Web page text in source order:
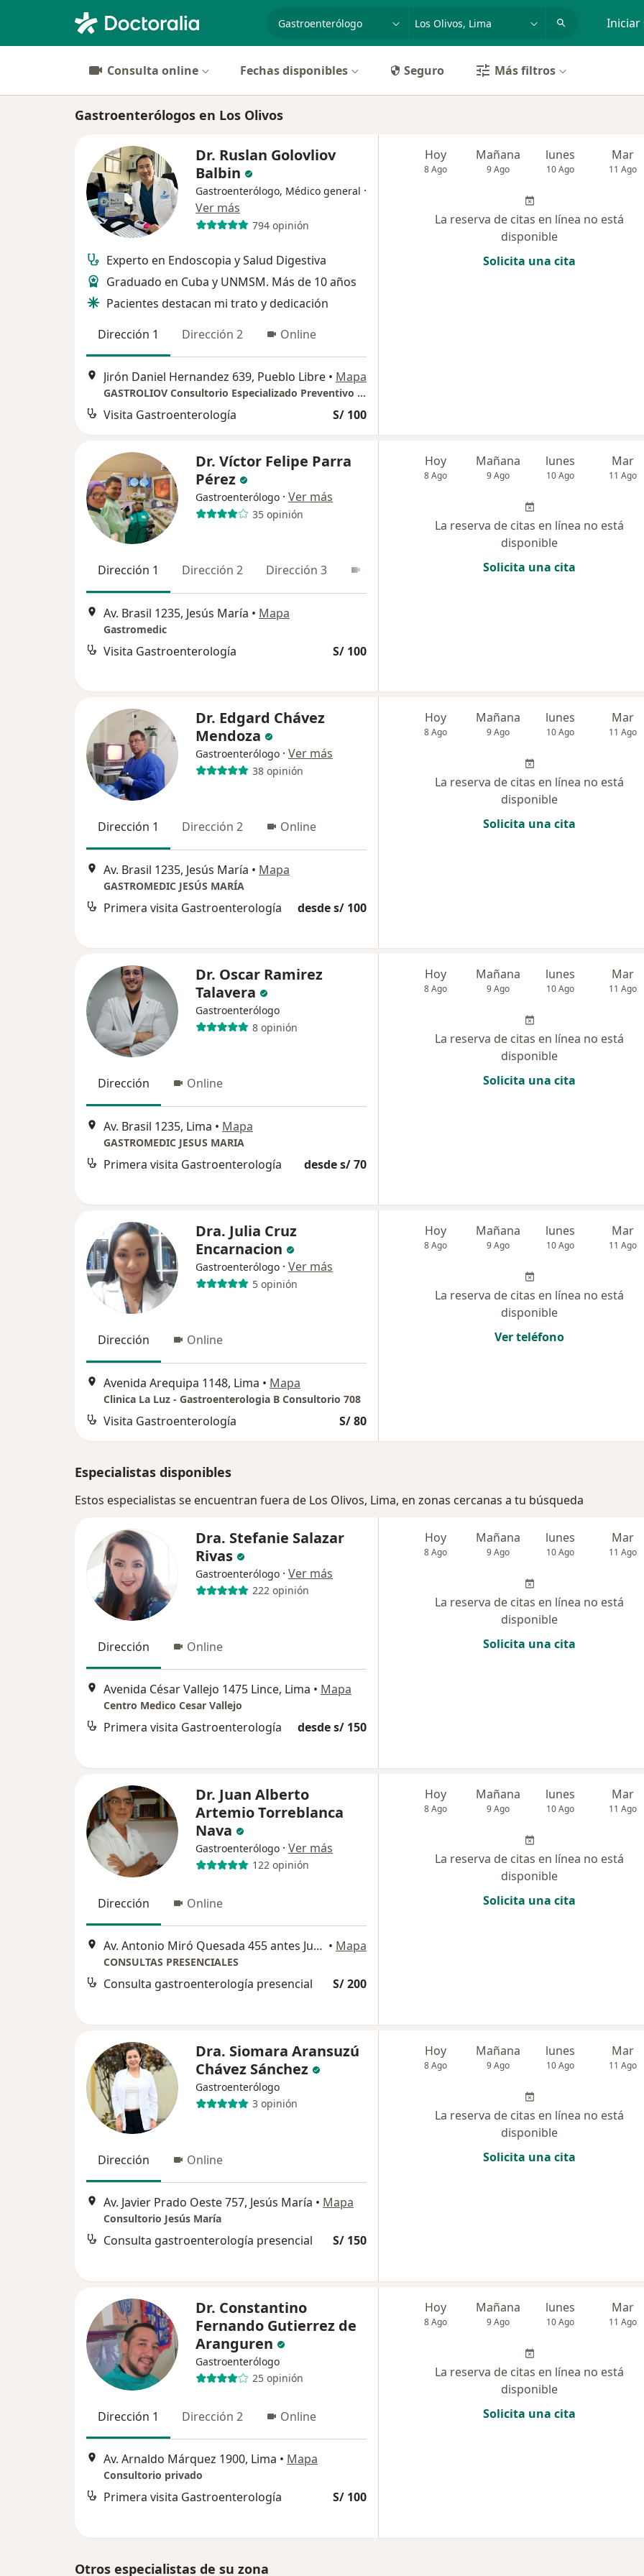
especialidad, enfermedad o nombre Iniciar
Consulta online Fechas disponibles Seguro Más filtros
Gastroenterólogos en Los Olivos
Dr. Ruslan Golovliov
Balbin
Gastroenterólogo, Médico general ·
Ver más
794 opinión
Experto en Endoscopia y Salud Digestiva
Graduado en Cuba y UNMSM. Más de 10 años
Pacientes destacan mi trato y dedicación
Dirección 1
Dirección 2 Online
Jirón Daniel Hernandez 639, Pueblo Libre • Mapa
GASTROLIOV Consultorio Especializado Preventivo Gastroenterologico
Visita Gastroenterología S/ 100
Hoy
8 Ago
Mañana
9 Ago
lunes
10 Ago
Mar
11 Ago
La reserva de citas en línea no está
disponible
Solicita una cita
Dr. Víctor Felipe Parra
Pérez
Gastroenterólogo · Ver más
35 opinión
Dirección 1 Dirección 2 Dirección 3
Av. Brasil 1235, Jesús María • Mapa
Gastromedic
Visita Gastroenterología S/ 100
Hoy
8 Ago
Mañana
9 Ago
lunes
10 Ago
Mar
11 Ago
La reserva de citas en línea no está
disponible
Solicita una cita
Dr. Edgard Chávez
Mendoza
Gastroenterólogo · Ver más
38 opinión
Dirección 1 Dirección 2 Online
Av. Brasil 1235, Jesús María • Mapa
GASTROMEDIC JESÚS MARÍA
Primera visita Gastroenterología desde s/ 100
Hoy
8 Ago
Mañana
9 Ago
lunes
10 Ago
Mar
11 Ago
La reserva de citas en línea no está
disponible
Solicita una cita
Dr. Oscar Ramirez
Talavera
Gastroenterólogo
8 opinión
Dirección Online
Av. Brasil 1235, Lima • Mapa
GASTROMEDIC JESUS MARIA
Primera visita Gastroenterología desde s/ 70
Hoy
8 Ago
Mañana
9 Ago
lunes
10 Ago
Mar
11 Ago
La reserva de citas en línea no está
disponible
Solicita una cita
Dra. Julia Cruz
Encarnacion
Gastroenterólogo · Ver más
5 opinión
Dirección Online
Avenida Arequipa 1148, Lima • Mapa
Clinica La Luz - Gastroenterologia B Consultorio 708
Visita Gastroenterología S/ 80
Hoy
8 Ago
Mañana
9 Ago
lunes
10 Ago
Mar
11 Ago
La reserva de citas en línea no está
disponible
Ver teléfono
Especialistas disponibles
Estos especialistas se encuentran fuera de Los Olivos, Lima, en zonas cercanas a tu búsqueda
Dra. Stefanie Salazar
Rivas
Gastroenterólogo · Ver más
222 opinión
Dirección Online
Avenida César Vallejo 1475 Lince, Lima • Mapa
Centro Medico Cesar Vallejo
Primera visita Gastroenterología desde s/ 150
Hoy
8 Ago
Mañana
9 Ago
lunes
10 Ago
Mar
11 Ago
La reserva de citas en línea no está
disponible
Solicita una cita
Dr. Juan Alberto
Artemio Torreblanca
Nava
Gastroenterólogo · Ver más
122 opinión
Dirección Online
Av. Antonio Miró Quesada 455 antes Juan de Aliaga 2do piso 201, Magdalena del Mar • Mapa
CONSULTAS PRESENCIALES
Consulta gastroenterología presencial S/ 200
Hoy
8 Ago
Mañana
9 Ago
lunes
10 Ago
Mar
11 Ago
La reserva de citas en línea no está
disponible
Solicita una cita
Dra. Siomara Aransuzú
Chávez Sánchez
Gastroenterólogo
3 opinión
Dirección Online
Av. Javier Prado Oeste 757, Jesús María • Mapa
Consultorio Jesús María
Consulta gastroenterología presencial S/ 150
Hoy
8 Ago
Mañana
9 Ago
lunes
10 Ago
Mar
11 Ago
La reserva de citas en línea no está
disponible
Solicita una cita
Dr. Constantino
Fernando Gutierrez de
Aranguren
Gastroenterólogo
25 opinión
Dirección 1 Dirección 2 Online
Av. Arnaldo Márquez 1900, Lima • Mapa
Consultorio privado
Primera visita Gastroenterología S/ 100
Hoy
8 Ago
Mañana
9 Ago
lunes
10 Ago
Mar
11 Ago
La reserva de citas en línea no está
disponible
Solicita una cita
Otros especialistas de su zona